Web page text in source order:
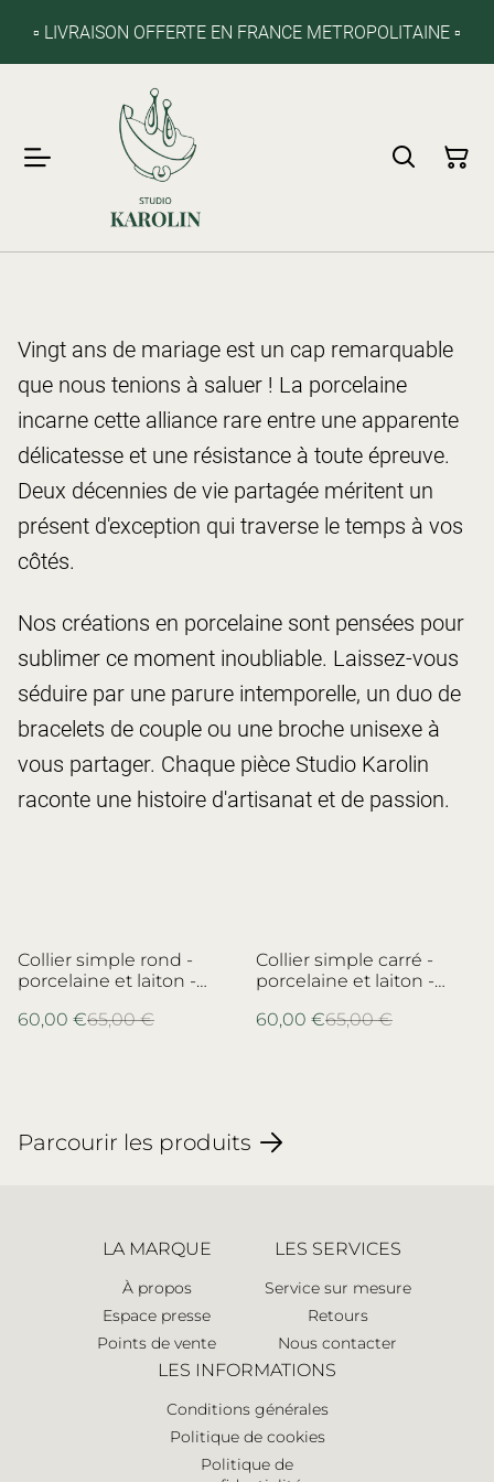
▫️ LIVRAISON OFFERTE EN FRANCE METROPOLITAINE ▫️
Vingt ans de mariage est un cap remarquable
que nous tenions à saluer ! La porcelaine
incarne cette alliance rare entre une apparente
délicatesse et une résistance à toute épreuve.
Deux décennies de vie partagée méritent un
présent d'exception qui traverse le temps à vos
côtés.
Nos créations en porcelaine sont pensées pour
sublimer ce moment inoubliable. Laissez-vous
séduire par une parure intemporelle, un duo de
bracelets de couple ou une broche unisexe à
vous partager. Chaque pièce Studio Karolin
raconte une histoire d'artisanat et de passion.
%
Collier simple rond -
porcelaine et laiton -
60,00 €65,00 €
%
Collier simple carré -
porcelaine et laiton -
Bernardaud
60,00 €65,00 €
Parcourir les produits
LA MARQUE
À propos
Espace presse
Points de vente
LES SERVICES
Service sur mesure
Retours
Nous contacter
LES INFORMATIONS
Conditions générales
Politique de cookies
Politique de